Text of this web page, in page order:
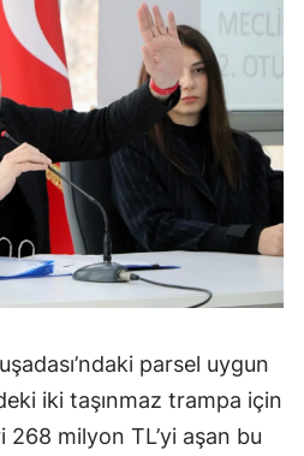
parsel uygun
iki taşınmaz trampa için
milyon TL’yi aşan bu